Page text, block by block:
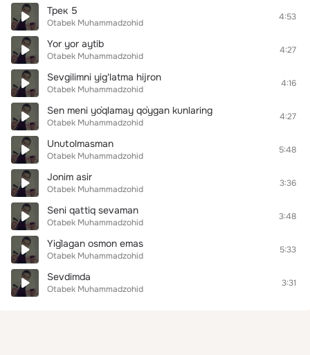
Трек 5
Otabek Muhammadzohid
4:53
Yor yor aytib
Otabek Muhammadzohid
4:27
Sevgilimni yig'latma hijron
Otabek Muhammadzohid
4:16
Sen meni yo`qlamay qo`ygan kunlaring
Otabek Muhammadzohid
4:27
Unutolmasman
Otabek Muhammadzohid
5:48
Jonim asir
Otabek Muhammadzohid
3:36
Seni qattiq sevaman
Otabek Muhammadzohid
3:48
Yig`lagan osmon emas
Otabek Muhammadzohid
5:33
Sevdimda
Otabek Muhammadzohid
3:31